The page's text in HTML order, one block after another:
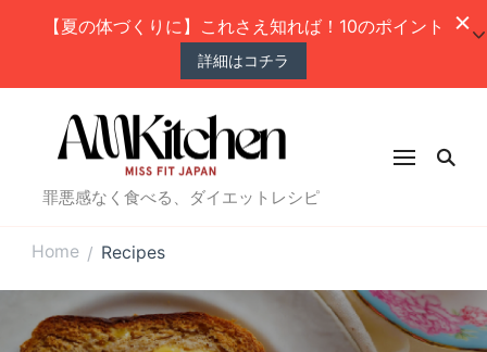
【夏の体づくりに】これさえ知れば！10のポイント
詳細はコチラ
罪悪感なく食べる、ダイエットレシピ
Home / Recipes